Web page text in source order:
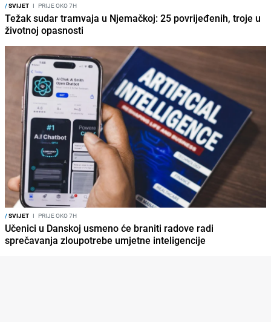
/SVIJET I PRIJE OKO 7H
Težak sudar tramvaja u Njemačkoj: 25 povrijeđenih, troje u
životnoj opasnosti
/SVIJET I PRIJE OKO 7H
Učenici u Danskoj usmeno će braniti radove radi
sprečavanja zloupotrebe umjetne inteligencije